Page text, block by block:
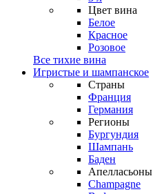
Цвет вина
Белое
Красное
Розовое
Все тихие вина
Игристые и шампанское
Страны
Франция
Германия
Регионы
Бургундия
Шампань
Баден
Апелласьоны
Champagne